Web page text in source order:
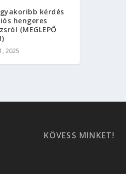
kérdés
hengeres
(MEGLEPŐ
2025
KÖVESS MINKET!